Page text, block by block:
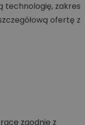
technologię, zakres
ofertę z
zgodnie z